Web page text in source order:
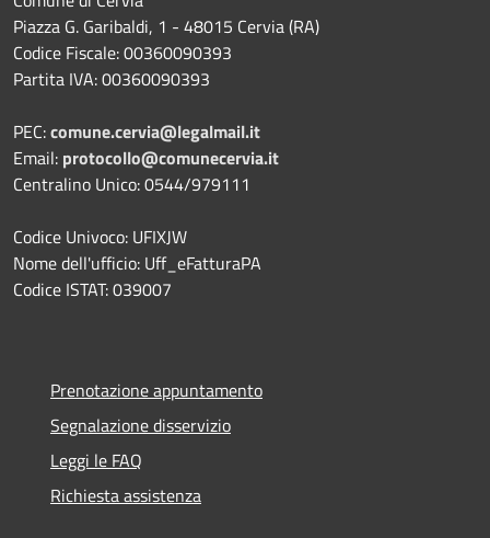
Piazza G. Garibaldi, 1 - 48015 Cervia (RA)
Codice Fiscale: 00360090393
Partita IVA: 00360090393
PEC:comune.cervia@legalmail.it
Email: protocollo@comunecervia.it
Centralino Unico: 0544/979111
Codice Univoco: UFIXJW
Nome dell'ufficio: Uff_eFatturaPA
Codice ISTAT: 039007
Prenotazione appuntamento
Segnalazione disservizio
Leggi le FAQ
Richiesta assistenza